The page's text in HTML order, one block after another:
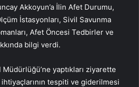
Akkoyun’a İlin Afet Durumu,
İstasyonları, Sivil Savunma
Afet Öncesi Tedbirler ve
bilgi verdi.
yaptıkları ziyarette
ihtiyaçlarının tespiti ve giderilmesi